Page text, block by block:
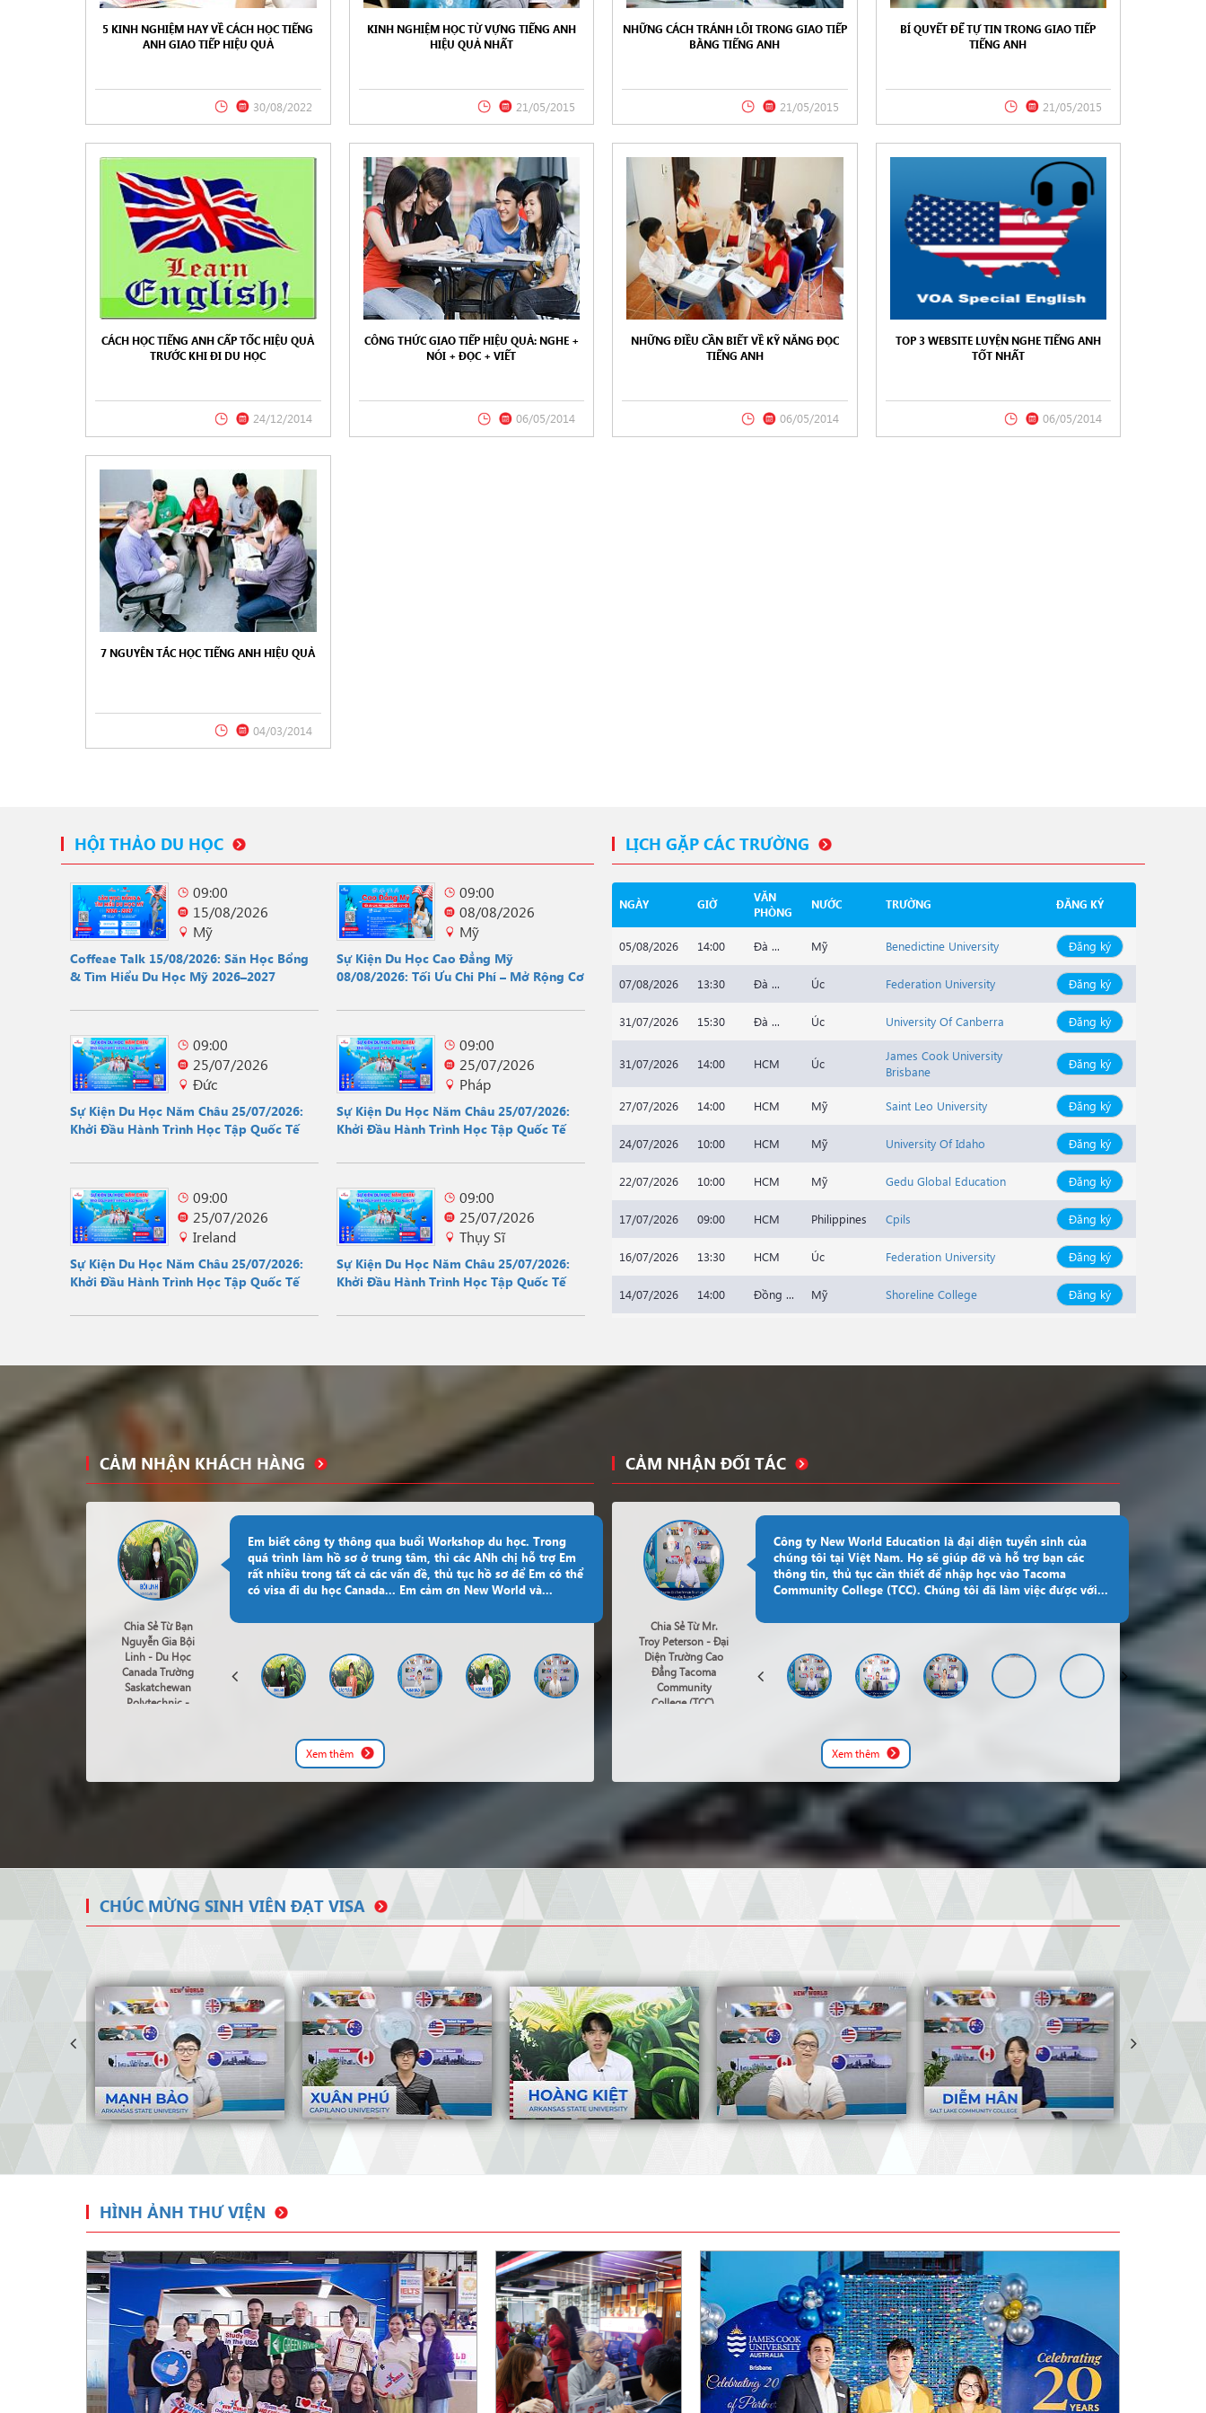
5 KINH NGHIỆM HAY VỀ CÁCH HỌC TIẾNG
ANH GIAO TIẾP HIỆU QUẢ
30/08/2022
KINH NGHIỆM HỌC TỪ VỰNG TIẾNG ANH
HIỆU QUẢ NHẤT
21/05/2015
NHỮNG CÁCH TRÁNH LỖI TRONG GIAO TIẾP
BẰNG TIẾNG ANH
21/05/2015
BÍ QUYẾT ĐỂ TỰ TIN TRONG GIAO TIẾP
TIẾNG ANH
21/05/2015
CÁCH HỌC TIẾNG ANH CẤP TỐC HIỆU QUẢ
TRƯỚC KHI ĐI DU HỌC
24/12/2014
CÔNG THỨC GIAO TIẾP HIỆU QUẢ: NGHE +
NÓI + ĐỌC + VIẾT
06/05/2014
NHỮNG ĐIỀU CẦN BIẾT VỀ KỸ NĂNG ĐỌC
TIẾNG ANH
06/05/2014
TOP 3 WEBSITE LUYỆN NGHE TIẾNG ANH
TỐT NHẤT
06/05/2014
7 NGUYÊN TẮC HỌC TIẾNG ANH HIỆU QUẢ
04/03/2014
HỘI THẢO DU HỌC
09:00
15/08/2026
Mỹ
Coffeae Talk 15/08/2026: Săn Học Bổng
& Tìm Hiểu Du Học Mỹ 2026–2027
09:00
08/08/2026
Mỹ
Sự Kiện Du Học Cao Đẳng Mỹ
08/08/2026: Tối Ưu Chi Phí – Mở Rộng Cơ
09:00
25/07/2026
Đức
Sự Kiện Du Học Năm Châu 25/07/2026:
Khởi Đầu Hành Trình Học Tập Quốc Tế
09:00
25/07/2026
Pháp
Sự Kiện Du Học Năm Châu 25/07/2026:
Khởi Đầu Hành Trình Học Tập Quốc Tế
09:00
25/07/2026
Ireland
Sự Kiện Du Học Năm Châu 25/07/2026:
Khởi Đầu Hành Trình Học Tập Quốc Tế
09:00
25/07/2026
Thụy Sĩ
Sự Kiện Du Học Năm Châu 25/07/2026:
Khởi Đầu Hành Trình Học Tập Quốc Tế
LỊCH GẶP CÁC TRƯỜNG
NGÀY GIỜ
VĂN
PHÒNG
NƯỚC TRƯỜNG ĐĂNG KÝ
05/08/2026 14:00 Đà ... Mỹ Benedictine University Đăng ký
07/08/2026 13:30 Đà ... Úc Federation University Đăng ký
31/07/2026 15:30 Đà ... Úc University Of Canberra Đăng ký
31/07/2026 14:00 HCM Úc
James Cook University
Brisbane
Đăng ký
27/07/2026 14:00 HCM Mỹ Saint Leo University Đăng ký
24/07/2026 10:00 HCM Mỹ University Of Idaho Đăng ký
22/07/2026 10:00 HCM Mỹ Gedu Global Education Đăng ký
17/07/2026 09:00 HCM Philippines Cpils Đăng ký
16/07/2026 13:30 HCM Úc Federation University Đăng ký
14/07/2026 14:00 Đồng ... Mỹ Shoreline College Đăng ký
10/07/2026 14:00 HCM Canada York University Đăng ký
13/07/2026 15:00 HCM Mỹ Wright State University Đăng ký
06/07/2026 14:00 HCM Canada Fanshawe Polytechnic Đăng ký
01/07/2026 14:00 HCM Mỹ Wright State University Đăng ký
08/07/2026 10:30 HCM Mỹ Santiago Canyon College Đăng ký
03/07/2026 15:00
29/06/2026 15:00 HCM Mỹ Xavier University Đăng ký
CẢM NHẬN KHÁCH HÀNG
Chia Sẻ Từ Bạn
Nguyễn Gia Bội
Linh - Du Học
Canada Trường
Saskatchewan
Polytechnic -
Em biết công ty thông qua buổi Workshop du học. Trong
quá trình làm hồ sơ ở trung tâm, thì các ANh chị hỗ trợ Em
rất nhiều trong tất cả các vấn đề, thủ tục hồ sơ để Em có thể
có visa đi du học Canada... Em cảm ơn New World và...
Xem thêm
CẢM NHẬN ĐỐI TÁC
Chia Sẻ Từ Mr.
Troy Peterson - Đại
Diện Trường Cao
Đẳng Tacoma
Community
College (TCC),
Công ty New World Education là đại diện tuyển sinh của
chúng tôi tại Việt Nam. Họ sẽ giúp đỡ và hỗ trợ bạn các
thông tin, thủ tục cần thiết để nhập học vào Tacoma
Community College (TCC). Chúng tôi đã làm việc được với...
Xem thêm
CHÚC MỪNG SINH VIÊN ĐẠT VISA
HÌNH ẢNH THƯ VIỆN